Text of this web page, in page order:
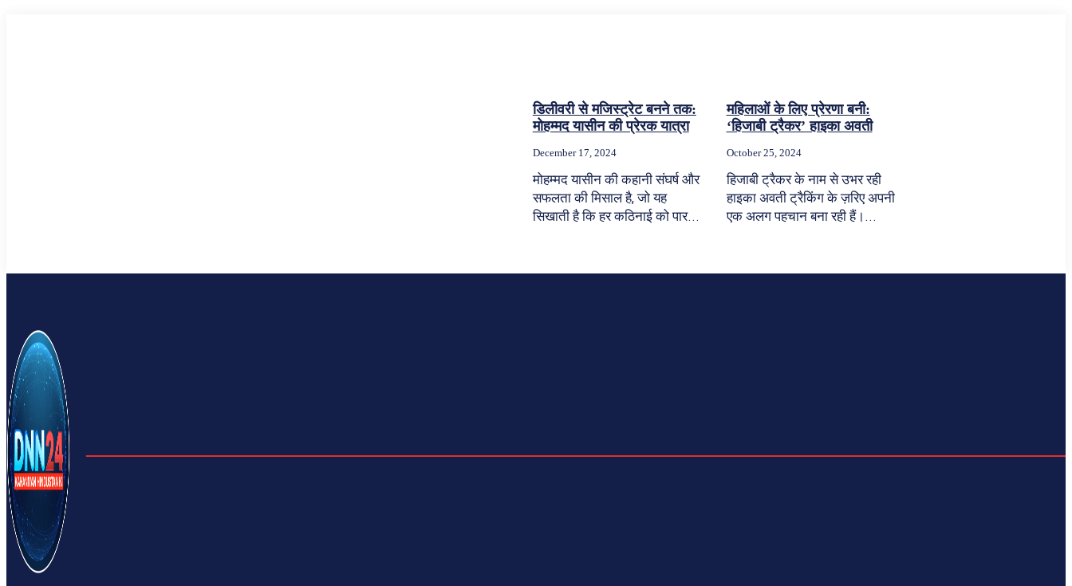
डिलीवरी से मजिस्ट्रेट बनने तक:
मोहम्मद यासीन की प्रेरक यात्रा
December 17, 2024
मोहम्मद यासीन की कहानी संघर्ष और
सफलता की मिसाल है, जो यह
सिखाती है कि हर कठिनाई को पार...
महिलाओं के लिए प्रेरणा बनी:
‘हिजाबी ट्रैकर’ हाइका अवती
October 25, 2024
हिजाबी ट्रैकर के नाम से उभर रही
हाइका अवती ट्रैकिंग के ज़रिए अपनी
एक अलग पहचान बना रही हैं।...